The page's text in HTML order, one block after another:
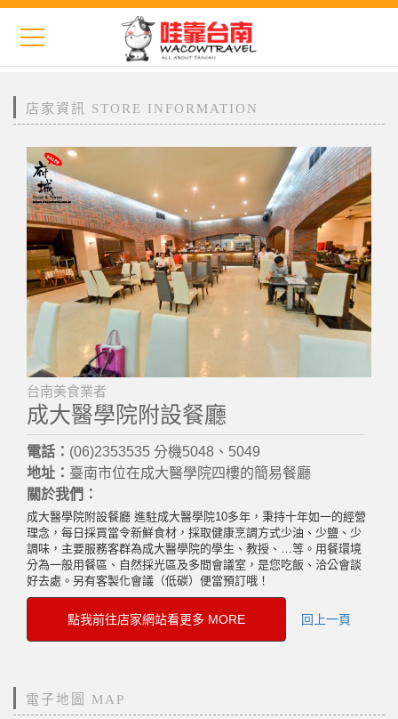
店家資訊 STORE INFORMATION
台南美食業者
成大醫學院附設餐廳
電話： (06)2353535 分機5048、5049
地址： 臺南市位在成大醫學院四樓的簡易餐廳
關於我們：
成大醫學院附設餐廳 進駐成大醫學院10多年，秉持十年如一的經營
理念，每日採買當令新鮮食材，採取健康烹調方式少油、少鹽、少
調味，主要服務客群為成大醫學院的學生、教授、…等。用餐環境
分為一般用餐區、自然採光區及多間會議室，是您吃飯、洽公會談
好去處。另有客製化會議（低碳）便當預訂哦！
點我前往店家網站看更多 MORE 回上一頁
電子地圖 MAP